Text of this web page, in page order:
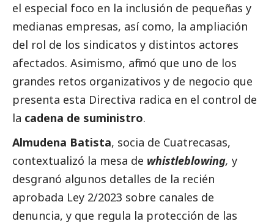
el especial foco en la inclusión de pequeñas y
medianas empresas, así como, la ampliación
del rol de los sindicatos y distintos actores
afectados. Asimismo, afirmó que uno de los
grandes retos organizativos y de negocio que
presenta esta Directiva radica en el control de
la cadena de suministro.
Almudena Batista, socia de Cuatrecasas,
contextualizó la mesa de whistleblowing, y
desgranó algunos detalles de la recién
aprobada Ley 2/2023 sobre canales de
denuncia, y que regula la protección de las